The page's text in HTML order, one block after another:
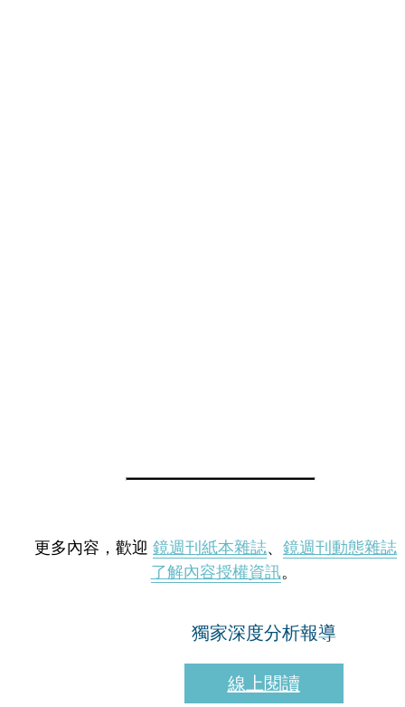
更多內容，歡迎 鏡週刊紙本雜誌、 鏡週刊動態雜誌
了解內容授權資訊。
獨家深度分析報導
線上閱讀